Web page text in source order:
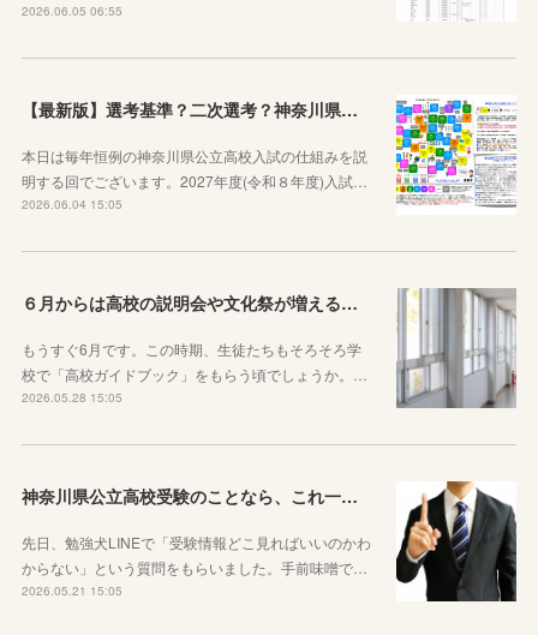
2026.06.05 06:55
【最新版】選考基準？二次選考？神奈川県の受験の基本や公立高校入試の仕組みをシンプルに説明してみた
本日は毎年恒例の神奈川県公立高校入試の仕組みを説
明する回でございます。2027年度(令和８年度)入試…
2026.06.04 15:05
６月からは高校の説明会や文化祭が増えることを知っておきましょう
もうすぐ6月です。この時期、生徒たちもそろそろ学
校で「高校ガイドブック」をもらう頃でしょうか。…
2026.05.28 15:05
神奈川県公立高校受験のことなら、これ一本でOKです
先日、勉強犬LINEで「受験情報どこ見ればいいのかわ
からない」という質問をもらいました。手前味噌で…
2026.05.21 15:05